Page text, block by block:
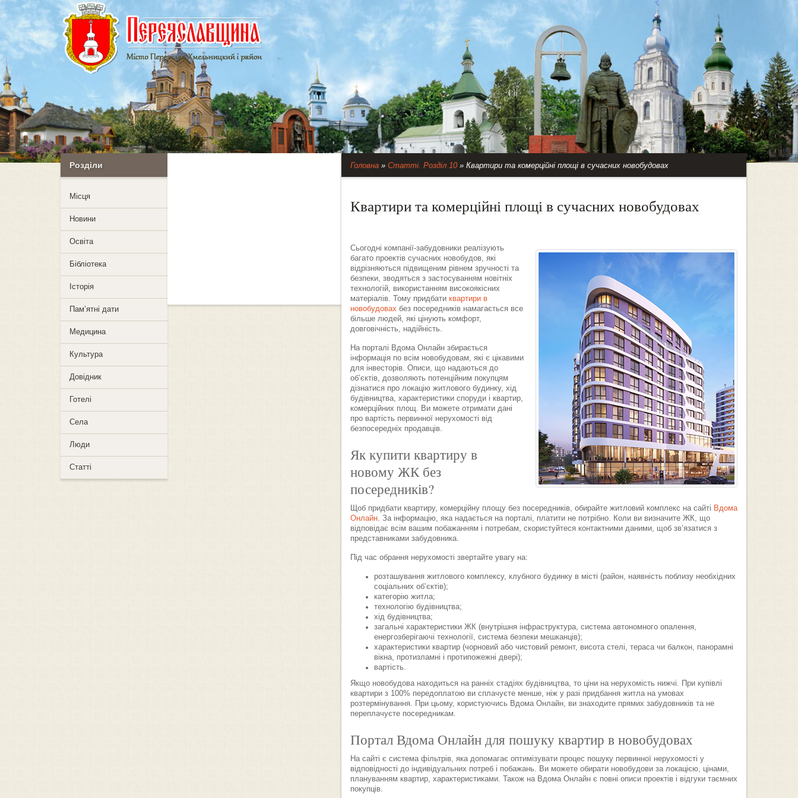
Розділи
Mісця
Новини
Освіта
Бібліотека
Історія
Пам’ятні дати
Медицина
Культура
Довідник
Готелі
Села
Люди
Статті
Головна» Статті. Розділ 10» Квартири та комерційні площі в сучасних новобудовах
Квартири та комерційні площі в сучасних новобудовах
Сьогодні компанії-забудовники реалізують
багато проектів сучасних новобудов, які
відрізняються підвищеним рівнем зручності та
безпеки, зводяться з застосуванням новітніх
технологій, використанням високоякісних
матеріалів. Тому придбати квартири в
новобудовах без посередників намагається все
більше людей, які цінують комфорт,
довговічність, надійність.
На порталі Вдома Онлайн збирається
інформація по всім новобудовам, які є цікавими
для інвесторів. Описи, що надаються до
об’єктів, дозволяють потенційним покупцям
дізнатися про локацію житлового будинку, хід
будівництва, характеристики споруди і квартир,
комерційних площ. Ви можете отримати дані
про вартість первинної нерухомості від
безпосередніх продавців.
Як купити квартиру в
новому ЖК без
посередників?
Щоб придбати квартиру, комерційну площу без посередників, обирайте житловий комплекс на сайті Вдома
Онлайн. За інформацію, яка надається на порталі, платити не потрібно. Коли ви визначите ЖК, що
відповідає всім вашим побажанням і потребам, скористуйтеся контактними даними, щоб зв’язатися з
представниками забудовника.
Під час обрання нерухомості звертайте увагу на:
розташування житлового комплексу, клубного будинку в місті (район, наявність поблизу необхідних
соціальних об’єктів);
категорію житла;
технологію будівництва;
хід будівництва;
загальні характеристики ЖК (внутрішня інфраструктура, система автономного опалення,
енергозберігаючі технології, система безпеки мешканців);
характеристики квартир (чорновий або чистовий ремонт, висота стелі, тераса чи балкон, панорамні
вікна, протизламні і протипожежні двері);
вартість.
Якщо новобудова находиться на ранніх стадіях будівництва, то ціни на нерухомість нижчі. При купівлі
квартири з 100% передоплатою ви сплачуєте менше, ніж у разі придбання житла на умовах
розтермінування. При цьому, користуючись Вдома Онлайн, ви знаходите прямих забудовників та не
переплачуєте посередникам.
Портал Вдома Онлайн для пошуку квартир в новобудовах
На сайті є система фільтрів, яка допомагає оптимізувати процес пошуку первинної нерухомості у
відповідності до індивідуальних потреб і побажань. Ви можете обирати новобудови за локацією, цінами,
плануванням квартир, характеристиками. Також на Вдома Онлайн є повні описи проектів і відгуки таємних
покупців.